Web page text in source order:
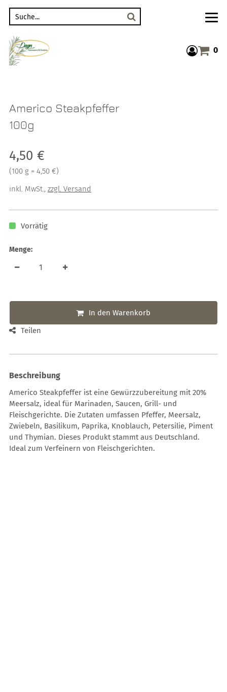
0
Americo Steakpfeffer
100g
Verkaufspreis: 4,50 €
4,50 €
Preis pro 100 g = 4,50 €
(100 g = 4,50 €)
inkl. MwSt.,zzgl. Versand
Vorrätig
Menge:
In den Warenkorb
Teilen
Beschreibung
Americo Steakpfeffer ist eine Gewürzzubereitung mit 20%
Meersalz, ideal für Marinaden, Saucen, Grill- und
Fleischgerichte. Die Zutaten umfassen Pfeffer, Meersalz,
Zwiebeln, Basilikum, Paprika, Knoblauch, Petersilie, Piment
und Thymian. Dieses Produkt stammt aus Deutschland.
Ideal zum Verfeinern von Fleischgerichten.